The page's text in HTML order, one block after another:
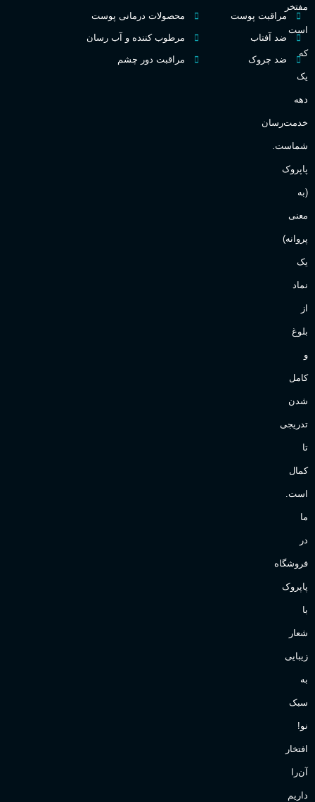
اکسترکت دو پرفیوم
گروه بویایی میوه ای
مناسب برای
آقایان
مفتخر
است
که
یک
دهه
خدمت‌رسان
شماست.
پاپروک
(به
معنی
پروانه)
یک
نماد
از
بلوغ
و
کامل
شدن
تدریجی
تا
کمال
است.
ما
در
فروشگاه
پاپروک
با
شعار
زیبایی
به
سبک
نو!
افتخار
آن‌را
داریم
مراقبت پوست
ضد آفتاب
ضد چروک
محصولات درمانی پوست
مرطوب کننده و آب رسان
مراقبت دور چشم